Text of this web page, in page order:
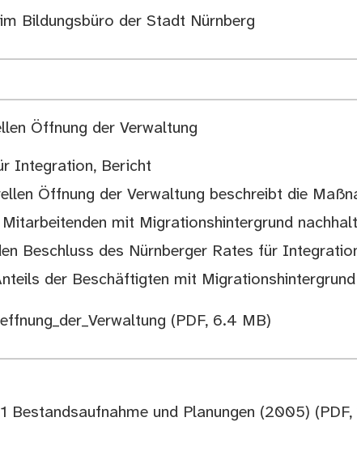
Bildungsbüro der Stadt Nürnberg
Öffnung der Verwaltung
Integration, Bericht
Öffnung der Verwaltung beschreibt die
mit Migrationshintergrund
Beschluss des Nürnberger Rates für
der Beschäftigten mit
(PDF, 6.4 MB)
Bestandsaufnahme und Planungen (2005)